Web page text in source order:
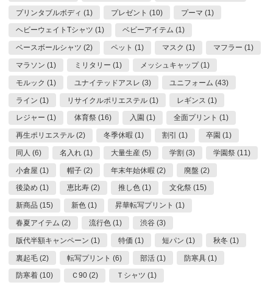
プリンタブルボディ (1) プレゼント (10) プーマ (1)
ヘビーウェイトTシャツ (1) ベビーアイテム (1)
ベースボールシャツ (2) ペット (1) マスク (1) マフラー (1)
マラソン (1) ミリタリー (1) メッシュキャップ (1)
モルック (1) ユナイテッドアスレ (3) ユニフォーム (43)
ライン (1) リサイクルポリエステル (1) レギンス (1)
レジャー (1) 体育祭 (16) 入園 (1) 全面プリント (1)
再生ポリエステル (2) 冬季休暇 (1) 割引 (1) 卒園 (1)
同人 (6) 名入れ (1) 大量生産 (5) 学割 (3) 学園祭 (11)
小倉屋 (1) 帽子 (2) 年末年始休暇 (2) 廃盤 (2)
後染め (1) 恵比寿 (2) 推し色 (1) 文化祭 (15)
新商品 (15) 新色 (1) 昇華転写プリント (1)
春夏アイテム (2) 流行色 (1) 渋谷 (3)
版代半額キャンペーン (1) 特価 (1) 短パン (1) 秋冬 (1)
裏起毛 (2) 転写プリント (6) 部活 (1) 防寒具 (1)
防寒着 (10) Ｃ90 (2) Ｔシャツ (1)